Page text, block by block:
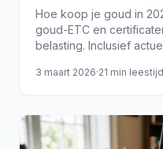
Hoe koop je goud in
goud-ETC en
belasting. Inclusief
3 maart 2026·21 min leestijd
goud